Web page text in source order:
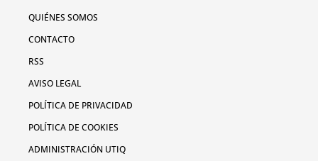
QUIÉNES SOMOS
CONTACTO
RSS
AVISO LEGAL
POLÍTICA DE PRIVACIDAD
POLÍTICA DE COOKIES
ADMINISTRACIÓN UTIQ